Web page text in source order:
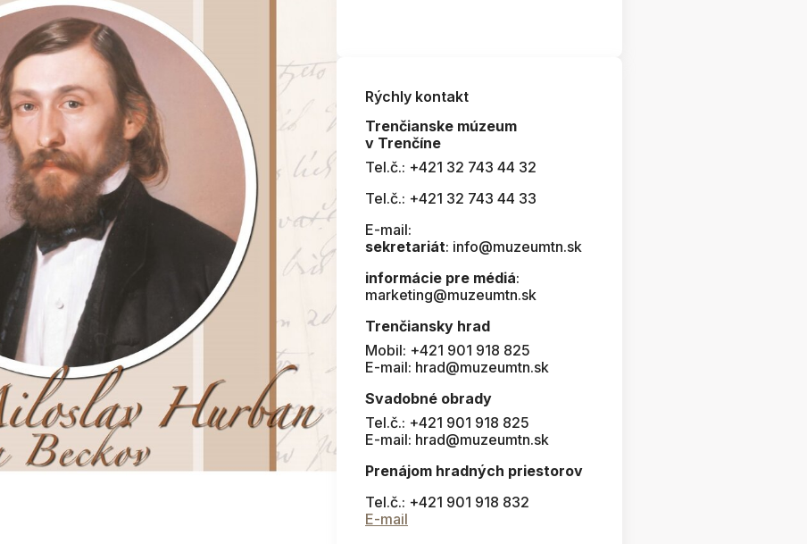
Rýchly kontakt
Trenčianske múzeum
v Trenčíne
Tel.č.: +421 32 743 44 32
Tel.č.: +421 32 743 44 33
E-mail:
sekretariát: info@muzeumtn.sk
informácie pre médiá:
marketing@muzeumtn.sk
Trenčiansky hrad
Mobil: +421 901 918 825
E-mail: hrad@muzeumtn.sk
Svadobné obrady
Tel.č.: +421 901 918 825
E-mail: hrad@muzeumtn.sk
Prenájom hradných priestorov
Tel.č.: +421 901 918 832
E-mail